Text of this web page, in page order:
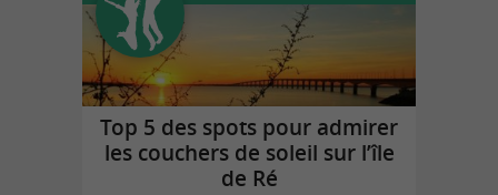
Top 5 des spots pour admirer
les couchers de soleil sur l’île
de Ré